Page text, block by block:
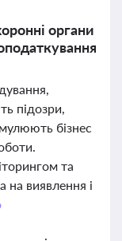
органи
підозри,
бізнес
та
виявлення і